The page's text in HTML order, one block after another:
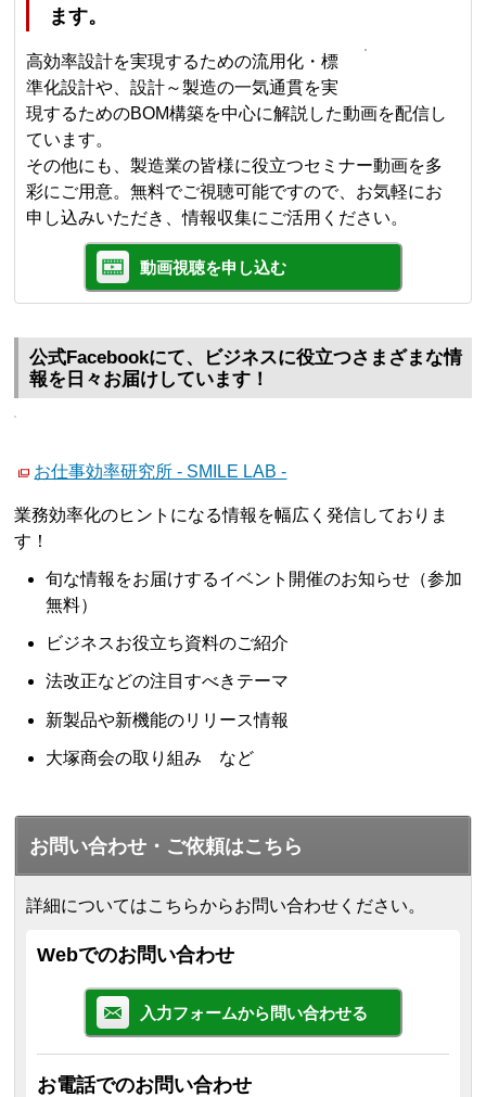
ます。
高効率設計を実現するための流用化・標
準化設計や、設計～製造の一気通貫を実
現するためのBOM構築を中心に解説した動画を配信し
ています。
その他にも、製造業の皆様に役立つセミナー動画を多
彩にご用意。無料でご視聴可能ですので、お気軽にお
申し込みいただき、情報収集にご活用ください。
動画視聴を申し込む
公式Facebookにて、ビジネスに役立つさまざまな情
報を日々お届けしています！
お仕事効率研究所 - SMILE LAB -
業務効率化のヒントになる情報を幅広く発信しておりま
す！
旬な情報をお届けするイベント開催のお知らせ（参加
無料）
ビジネスお役立ち資料のご紹介
法改正などの注目すべきテーマ
新製品や新機能のリリース情報
大塚商会の取り組み など
お問い合わせ・ご依頼はこちら
詳細についてはこちらからお問い合わせください。
Webでのお問い合わせ
入力フォームから問い合わせる
お電話でのお問い合わせ